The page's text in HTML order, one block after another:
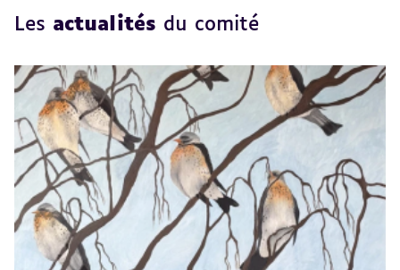
Les actualités du comité